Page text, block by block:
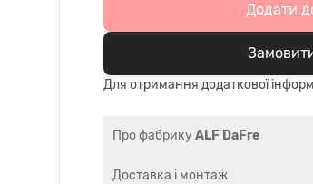
Додати
В
Для отримання додаткової
Про фабрикуALF DaFre
Доставка і монтаж